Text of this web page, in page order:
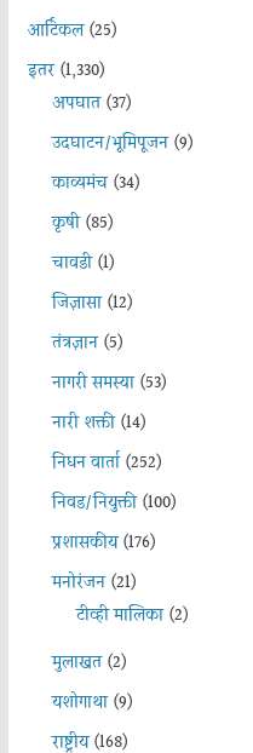
आर्टिकल(25)
इतर(1,330)
अपघात(37)
उदघाटन/भूमिपूजन(9)
काव्यमंच(34)
कृषी(85)
चावडी(1)
जिज्ञासा(12)
तंत्रज्ञान(5)
नागरी समस्या(53)
नारी शक्ती(14)
निधन वार्ता(252)
निवड/नियुक्ती(100)
प्रशासकीय(176)
मनोरंजन(21)
टीव्ही मालिका(2)
मुलाखत(2)
यशोगाथा(9)
राष्ट्रीय(168)